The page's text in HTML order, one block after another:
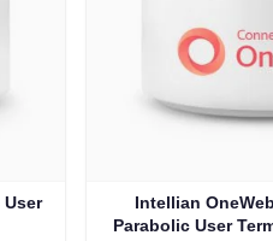
User
Intellian
Parabolic User